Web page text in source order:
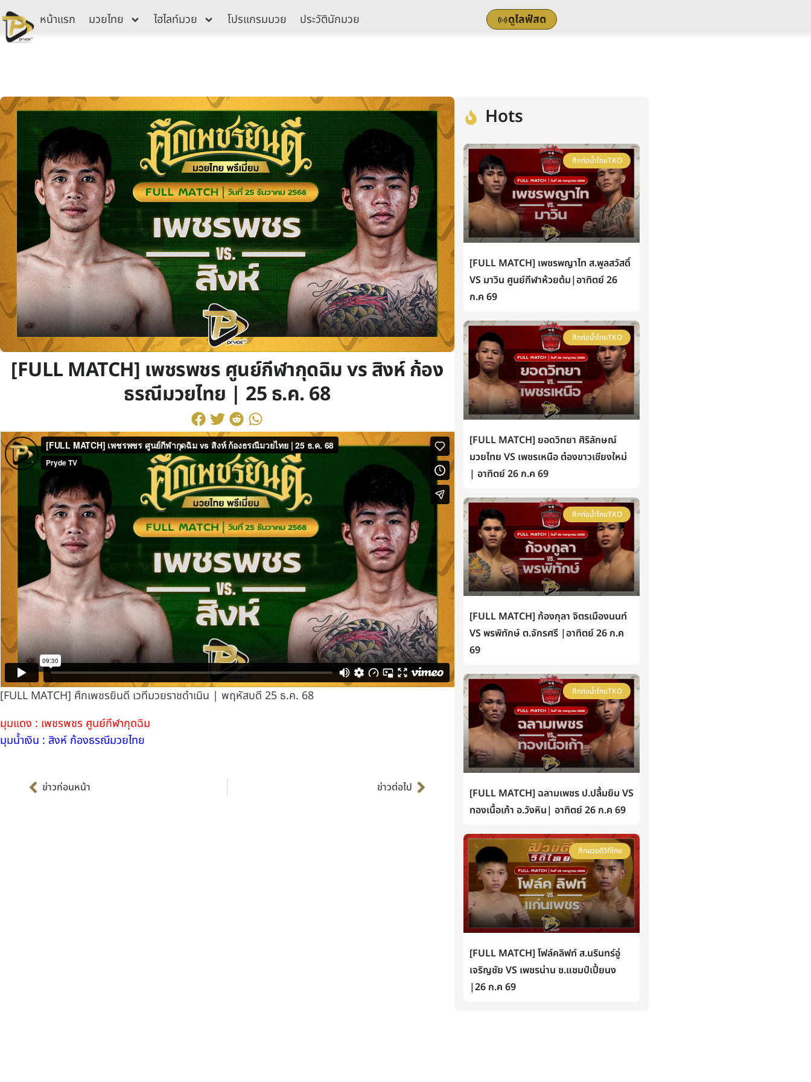
Skip
to
content
หน้าแรก มวยไทย ไฮไลท์มวย โปรแกรมมวย ประวัตินักมวย ดูไลฟ์สด
[FULL MATCH] เพชรพชร ศูนย์กีฬากุดฉิม vs สิงห์ ก้อง
ธรณีมวยไทย | 25 ธ.ค. 68
[FULL MATCH] ศึกเพชรยินดี เวทีมวยราชดำเนิน | พฤหัสบดี 25 ธ.ค. 68
มุมแดง : เพชรพชร ศูนย์กีฬากุดฉิม
มุมน้ำเงิน : สิงห์ ก้องธรณีมวยไทย
ข่าวก่อนหน้า ข่าวต่อไป
Hots
ศึกท่อน้ำไทยTKO
[FULL MATCH] เพชรพญาไท ส.พูลสวัสดิ์
VS มาวิน ศูนย์กีฬาห้วยต้ม|อาทิตย์ 26
ก.ค 69
ศึกท่อน้ำไทยTKO
[FULL MATCH] ยอดวิทยา ศิริลักษณ์
มวยไทย VS เพชรเหนือ ต๋องขาวเชียงใหม่
| อาทิตย์ 26 ก.ค 69
ศึกท่อน้ำไทยTKO
[FULL MATCH] ก้องกุลา จิตรเมืองนนท์
VS พรพิทักษ์ ต.จักรศรี |อาทิตย์ 26 ก.ค
69
ศึกท่อน้ำไทยTKO
[FULL MATCH] ฉลามเพชร ป.ปลื้มยิม VS
ทองเนื้อเก้า อ.วังหิน| อาทิตย์ 26 ก.ค 69
ศึกมวยดีวิถีไทย
[FULL MATCH] โฟล์คลิฟท์ ส.นรินทร์อู่
เจริญชัย VS เพชรน่าน ช.แชมป์เปี้ยนง
|26 ก.ค 69